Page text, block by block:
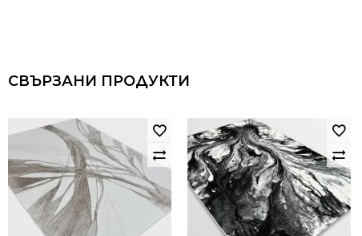
СВЪРЗАНИ ПРОДУКТИ